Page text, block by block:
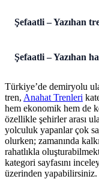
Şefaatli – Yazıhan
Şefaatli – Yazıhan
Türkiye’de demiryolu
tren, Anahat Trenleri
hem ekonomik hem de
özellikle şehirler arası
yolculuk yapanlar çok
olurken; zamanında
rahatlıkla
kategori sayfasını
üzerinden yapabilirsiniz.